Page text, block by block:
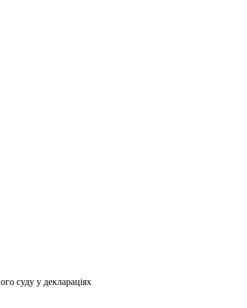
суду у деклараціях